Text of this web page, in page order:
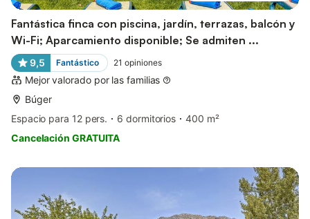
Fantástica finca con piscina, jardín, terrazas, balcón y
Wi-Fi; Aparcamiento disponible; Se admiten ...
9,5 Fantástico 21 opiniones
Mejor valorado por las familias
Búger
Espacio para 12 pers.
6 dormitorios
400 m²
Cancelación GRATUITA